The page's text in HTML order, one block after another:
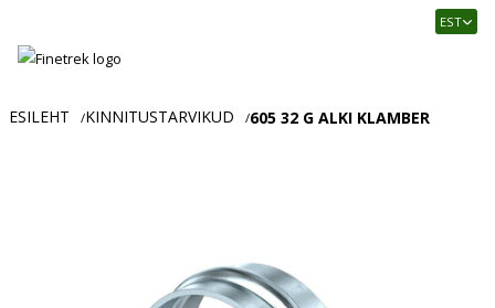
Usaldusväärne
ja
EST
ESILEHT /KINNITUSTARVIKUD /605 32 G ALKI KLAMBER